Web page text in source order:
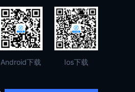
Android下载 Ios下载